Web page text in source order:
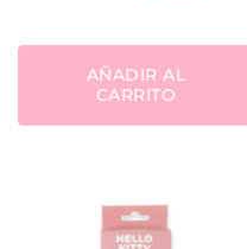
AÑADIR AL
CARRITO